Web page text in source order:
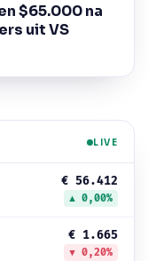
$65.000 na
uit VS
LIVE
€ 56.412
▲ 0,00%
€ 1.665
▼ 0,20%